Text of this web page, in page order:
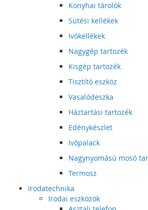
Konyhai tárolók
Sütési kellékek
Ivókellékek
Nagygép tartozék
Kisgép tartozék
Tisztító eszköz
Vasalódeszka
Háztartási tartozék
Edénykészlet
Ivópalack
Nagynyomású mosó
Termosz
Irodatechnika
Irodai eszközök